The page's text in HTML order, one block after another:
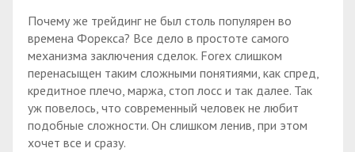
Почему же трейдинг не был столь популярен во
времена Форекса? Все дело в простоте самого
механизма заключения сделок. Forex слишком
перенасыщен таким сложными понятиями, как спред,
кредитное плечо, маржа, стоп лосс и так далее. Так
уж повелось, что современный человек не любит
подобные сложности. Он слишком ленив, при этом
хочет все и сразу.